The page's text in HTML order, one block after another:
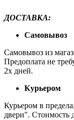
ДОСТАВКА:
Самовывоз
Самовывоз из
Предоплата не
2х дней.
Курьером
Курьером в
двери". Стоимость